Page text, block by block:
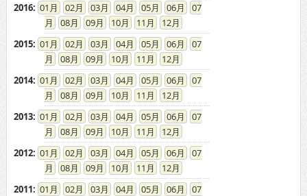
2016: 01 02 03 04 05 06
07
08
09 10 11
12
2015: 01 02 03 04 05 06
07
08
09 10 11
12
2014: 01 02 03 04 05 06
07
08
09 10 11
12
2013: 01 02 03 04 05 06
07
08
09 10 11
12
2012: 01 02 03 04 05 06
07
08
09 10 11
12
2011: 01 02 03 04 05 06
07